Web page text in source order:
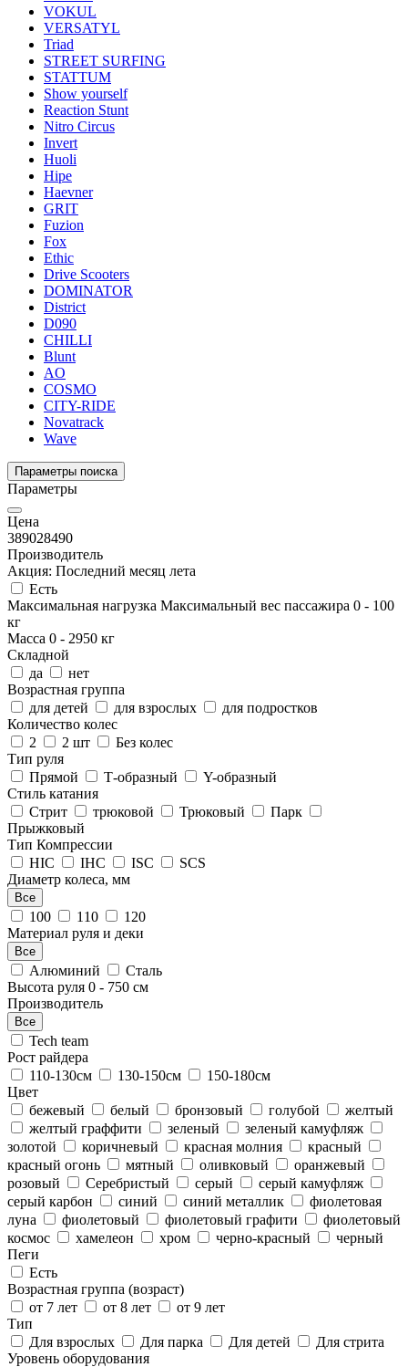
VOKUL
VERSATYL
Triad
STREET SURFING
STATTUM
Show yourself
Reaction Stunt
Nitro Circus
Invert
Huoli
Hipe
Haevner
GRIT
Fuzion
Fox
Ethic
Drive Scooters
DOMINATOR
District
D090
CHILLI
Blunt
AO
COSMO
CITY-RIDE
Novatrack
Wave
Параметры поиска
Параметры
Цена
389028490
Производитель
Акция: Последний месяц лета
Есть
Максимальная нагрузка Максимальный вес пассажира 0 - 100
кг
Масса 0 - 2950 кг
Складной
да
нет
Возрастная группа
для детей
для взрослых
для подростков
Количество колес
2
2 шт
Без колес
Тип руля
Прямой
Т-образный
Y-образный
Стиль катания
Стрит
трюковой Трюковый
Парк
Прыжковый
Тип Компрессии
HIC
IHC ISC
SCS
Диаметр колеса, мм
Все
100 110
120
Материал руля и деки
Все
Алюминий
Сталь
Высота руля 0 - 750 см
Производитель
Все
Tech team
Рост райдера
110-130см
130-150см
150-180см
Цвет
бежевый
белый бронзовый голубой
желтый
желтый граффити
зеленый
зеленый камуфляж
золотой
коричневый красная молния
красный
красный огонь
мятный оливковый
оранжевый
розовый
Серебристый серый
серый камуфляж
серый карбон
синий синий металлик
фиолетовая
луна
фиолетовый фиолетовый графити
фиолетовый
космос
хамелеон хром черно-красный
черный
Пеги
Есть
Возрастная группа (возраст)
от 7 лет
от 8 лет
от 9 лет
Тип
Для взрослых
Для парка Для детей
Для стрита
Уровень оборудования